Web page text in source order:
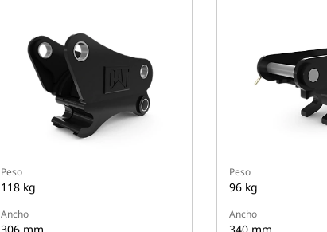
Peso
118 kg
Ancho
Peso
96 kg
Ancho